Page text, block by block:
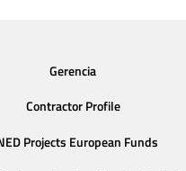
Gerencia
Contractor Profile
Projects European Funds